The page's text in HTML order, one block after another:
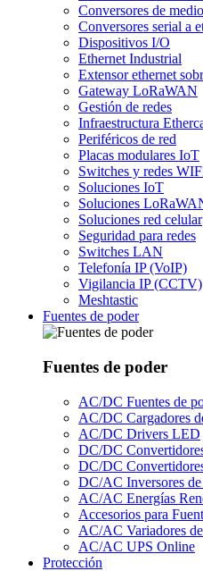
Conversores de
Conversores serial a
Dispositivos I/O
Ethernet Industrial
Extensor ethernet
Gateway LoRaWAN
Gestión de redes
Infraestructura
Periféricos de red
Placas modulares IoT
Switches y redes
Soluciones IoT
Soluciones
Soluciones red celular
Seguridad para redes
Switches LAN
Telefonía IP (VoIP)
Vigilancia IP (CCTV)
Meshtastic
Fuentes de poder
Fuentes de poder
AC/DC Fuentes de
AC/DC Cargadores
AC/DC Drivers LED
DC/DC
DC/DC
DC/AC Inversores
AC/AC Energías
Accesorios para
AC/AC Variadores
AC/AC UPS Online
Protección